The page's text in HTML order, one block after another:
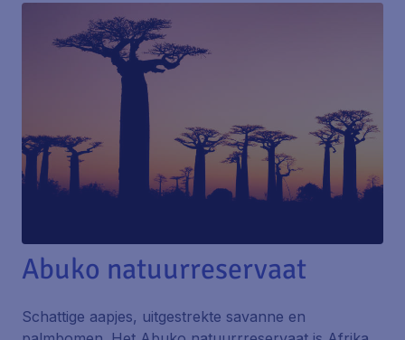
Abuko natuurreservaat
Schattige aapjes, uitgestrekte savanne en